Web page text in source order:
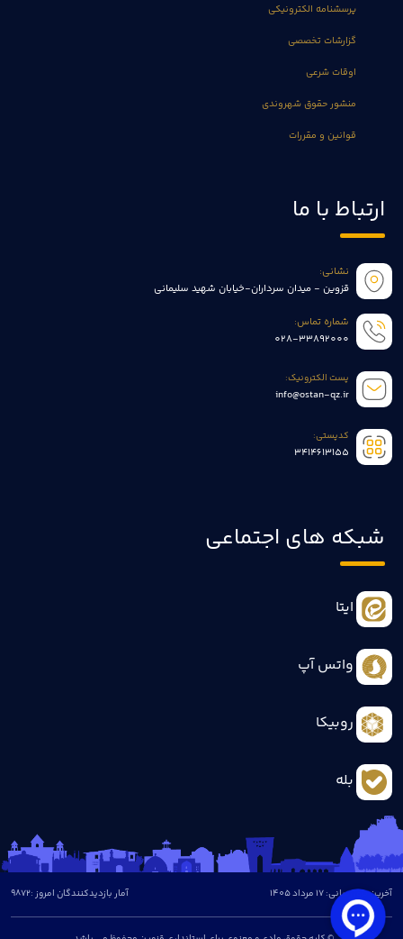
پرسشنامه الکترونیکی
گزارشات تخصصی
اوقات شرعی
منشور حقوق شهروندی
قوانین و مقررات
ارتباط با ما
نشانی:
قزوین - میدان سرداران-خیابان شهید سلیمانی
شماره تماس:
028-33892000
پست الکترونیک:
info@ostan-qz.ir
کدپستی:
3414613155
شبکه های اجتماعی
ایتا
واتس آپ
روبیکا
بله
آخرین بروزرسانی: 17 مرداد 1405 آمار بازدیدکنندگان امروز :9872